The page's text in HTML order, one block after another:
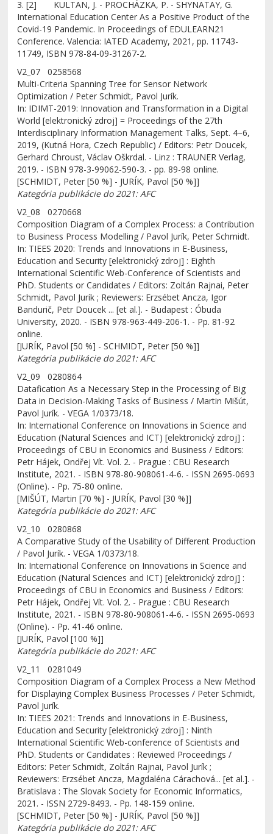
3. [2] KULTAN, J. - PROCHÁZKA, P. - SHYNATAY, G.
International Education Center As a Positive Product of the
Covid-19 Pandemic. In Proceedings of EDULEARN21
Conference. Valencia: IATED Academy, 2021, pp. 11743-
11749, ISBN 978-84-09-31267-2.
V2_07 0258568
Multi-Criteria Spanning Tree for Sensor Network
Optimization / Peter Schmidt, Pavol Jurík.
In: IDIMT-2019: Innovation and Transformation in a Digital
World [elektronický zdroj] = Proceedings of the 27th
Interdisciplinary Information Management Talks, Sept. 4–6,
2019, (Kutná Hora, Czech Republic) / Editors: Petr Doucek,
Gerhard Chroust, Václav Oškrdal. - Linz : TRAUNER Verlag,
2019. - ISBN 978-3-99062-590-3. - pp. 89-98 online.
[SCHMIDT, Peter [50 %] - JURÍK, Pavol [50 %]]
Kategória publikácie do 2021: AFC
V2_08 0270668
Composition Diagram of a Complex Process: a Contribution
to Business Process Modelling / Pavol Jurík, Peter Schmidt.
In: TIEES 2020: Trends and Innovations in E-Business,
Education and Security [elektronický zdroj] : Eighth
International Scientific Web-Conference of Scientists and
PhD. Students or Candidates / Editors: Zoltán Rajnai, Peter
Schmidt, Pavol Jurík ; Reviewers: Erzsébet Ancza, Igor
Bandurič, Petr Doucek ... [et al.]. - Budapest : Óbuda
University, 2020. - ISBN 978-963-449-206-1. - Pp. 81-92
online.
[JURÍK, Pavol [50 %] - SCHMIDT, Peter [50 %]]
Kategória publikácie do 2021: AFC
V2_09 0280864
Datafication As a Necessary Step in the Processing of Big
Data in Decision-Making Tasks of Business / Martin Mišút,
Pavol Jurík. - VEGA 1/0373/18.
In: International Conference on Innovations in Science and
Education (Natural Sciences and ICT) [elektronický zdroj] :
Proceedings of CBU in Economics and Business / Editors:
Petr Hájek, Ondřej Vít. Vol. 2. - Prague : CBU Research
Institute, 2021. - ISBN 978-80-908061-4-6. - ISSN 2695-0693
(Online). - Pp. 75-80 online.
[MIŠÚT, Martin [70 %] - JURÍK, Pavol [30 %]]
Kategória publikácie do 2021: AFC
V2_10 0280868
A Comparative Study of the Usability of Different Production
/ Pavol Jurík. - VEGA 1/0373/18.
In: International Conference on Innovations in Science and
Education (Natural Sciences and ICT) [elektronický zdroj] :
Proceedings of CBU in Economics and Business / Editors:
Petr Hájek, Ondřej Vít. Vol. 2. - Prague : CBU Research
Institute, 2021. - ISBN 978-80-908061-4-6. - ISSN 2695-0693
(Online). - Pp. 41-46 online.
[JURÍK, Pavol [100 %]]
Kategória publikácie do 2021: AFC
V2_11 0281049
Composition Diagram of a Complex Process a New Method
for Displaying Complex Business Processes / Peter Schmidt,
Pavol Jurík.
In: TIEES 2021: Trends and Innovations in E-Business,
Education and Security [elektronický zdroj] : Ninth
International Scientific Web-conference of Scientists and
PhD. Students or Candidates : Reviewed Proceedings /
Editors: Peter Schmidt, Zoltán Rajnai, Pavol Jurík ;
Reviewers: Erzsébet Ancza, Magdaléna Cárachová... [et al.]. -
Bratislava : The Slovak Society for Economic Informatics,
2021. - ISSN 2729-8493. - Pp. 148-159 online.
[SCHMIDT, Peter [50 %] - JURÍK, Pavol [50 %]]
Kategória publikácie do 2021: AFC